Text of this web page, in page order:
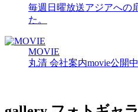
毎週日曜放送アジアへの
た。
MOVIE
丸清 会社案内movie公開中